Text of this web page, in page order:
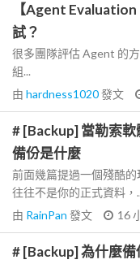
【Agent
試？
很多團隊評估 Agent 的
組...
由 hardness1020發文
# [Backup] 當勒索
備份是什麼
前面幾篇提過一個殘酷
往往不是你的正式資料，
由 RainPan 發文 16
# [Backup] 為什麼